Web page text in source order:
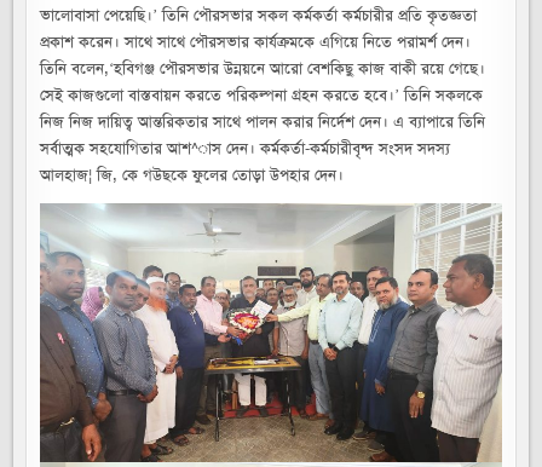
ভালোবাসা পেয়েছি।’ তিনি পৌরসভার সকল কর্মকর্তা কর্মচারীর প্রতি কৃতজ্ঞতা
প্রকাশ করেন। সাথে সাথে পৌরসভার কার্যক্রমকে এগিয়ে নিতে পরামর্শ দেন।
তিনি বলেন,‘হবিগঞ্জ পৌরসভার উন্নয়নে আরো বেশকিছু কাজ বাকী রয়ে গেছে।
সেই কাজগুলো বাস্তবায়ন করতে পরিকল্পনা গ্রহন করতে হবে।’ তিনি সকলকে
নিজ নিজ দায়িত্ব আন্তরিকতার সাথে পালন করার নির্দেশ দেন। এ ব্যাপারে তিনি
সর্বাত্মক সহযোগিতার আশ^াস দেন। কর্মকর্তা-কর্মচারীবৃন্দ সংসদ সদস্য
আলহাজ¦ জি, কে গউছকে ফুলের তোড়া উপহার দেন।